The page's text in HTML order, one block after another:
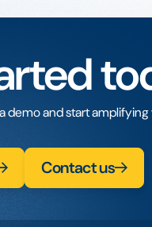
demo and start
Contact us